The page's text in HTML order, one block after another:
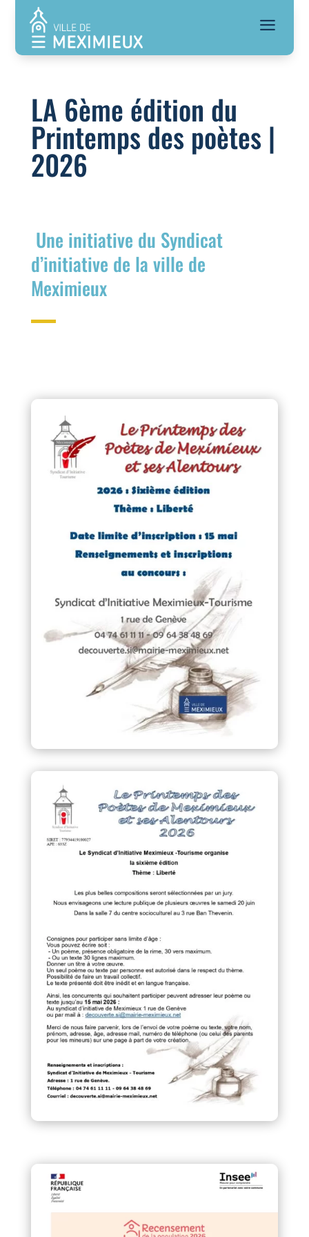
a
LA 6ème édition du
Printemps des poètes |
2026
Une initiative du Syndicat
d’initiative de la ville de
Meximieux